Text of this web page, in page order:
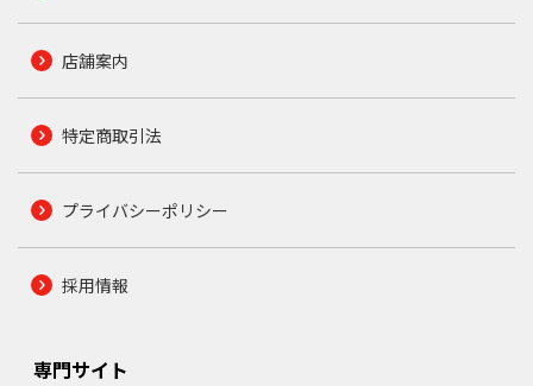
店舗案内
特定商取引法
プライバシーポリシー
採用情報
専門サイト